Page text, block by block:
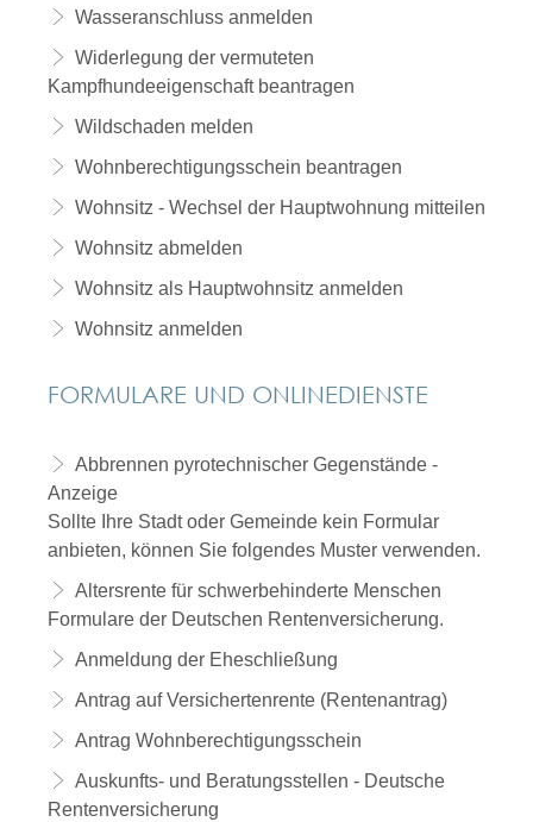
Wasseranschluss anmelden
Widerlegung der vermuteten
Kampfhundeeigenschaft beantragen
Wildschaden melden
Wohnberechtigungsschein beantragen
Wohnsitz - Wechsel der Hauptwohnung mitteilen
Wohnsitz abmelden
Wohnsitz als Hauptwohnsitz anmelden
Wohnsitz anmelden
FORMULARE UND ONLINEDIENSTE
Abbrennen pyrotechnischer Gegenstände -
Anzeige
Sollte Ihre Stadt oder Gemeinde kein Formular
anbieten, können Sie folgendes Muster verwenden.
Altersrente für schwerbehinderte Menschen
Formulare der Deutschen Rentenversicherung.
Anmeldung der Eheschließung
Antrag auf Versichertenrente (Rentenantrag)
Antrag Wohnberechtigungsschein
Auskunfts- und Beratungsstellen - Deutsche
Rentenversicherung